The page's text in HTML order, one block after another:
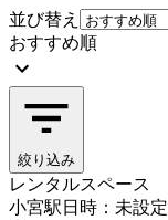
並び替え
おすすめ順
絞り込み
レンタルスペース
小宮駅日時：未設定